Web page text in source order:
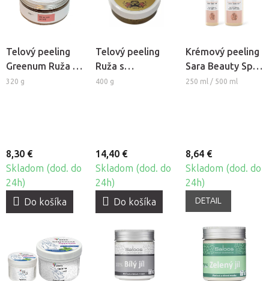
Telový peeling
Greenum Ruža so
soľou a aloe vera
320 g
8,30 €
Skladom (dod. do
24h)
Do košíka
Telový peeling
Ruža s
himalájskou
400 g
14,40 €
Skladom (dod. do
24h)
Do košíka
Krémový peeling
Sara Beauty Spa
- Scrub
250 ml / 500 ml
8,64 €
Skladom (dod. do
24h)
DETAIL